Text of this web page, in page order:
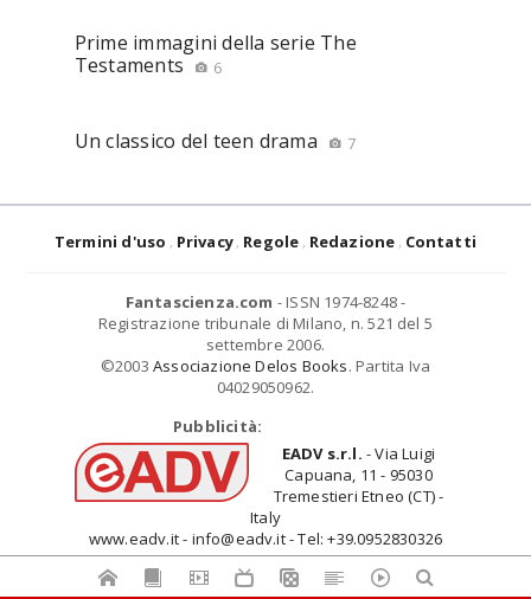
Prime immagini della serie The
Testaments
6
Un classico del teen drama 7
Termini d'uso Privacy Regole Redazione Contatti
Fantascienza.com - ISSN 1974-8248 -
Registrazione tribunale di Milano, n. 521 del 5
settembre 2006.
©2003 Associazione Delos Books. Partita Iva
04029050962.
Pubblicità:
EADV s.r.l. - Via Luigi
Capuana, 11 - 95030
Tremestieri Etneo (CT) -
Italy
www.eadv.it - info@eadv.it - Tel: +39.0952830326